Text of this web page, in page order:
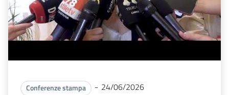
Conferenze stampa - 24/06/2026